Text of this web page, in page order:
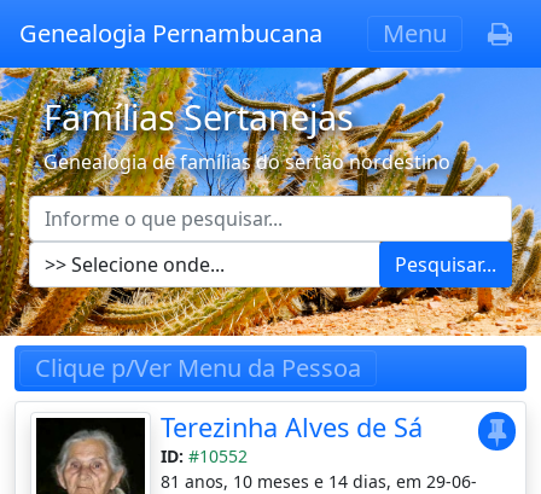
Genealogia Pernambucana Menu
Famílias Sertanejas
Genealogia de famílias do sertão nordestino
Pesquisar...
Clique p/Ver Menu da Pessoa
Terezinha Alves de Sá
ID: #10552
81 anos, 10 meses e 14 dias, em 29-06-